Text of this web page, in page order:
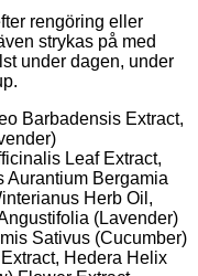
rengöring eller
strykas på med
under dagen, under
Barbadensis Extract,
Leaf Extract,
Aurantium Bergamia
Herb Oil,
(Lavender)
Sativus (Cucumber)
Hedera Helix